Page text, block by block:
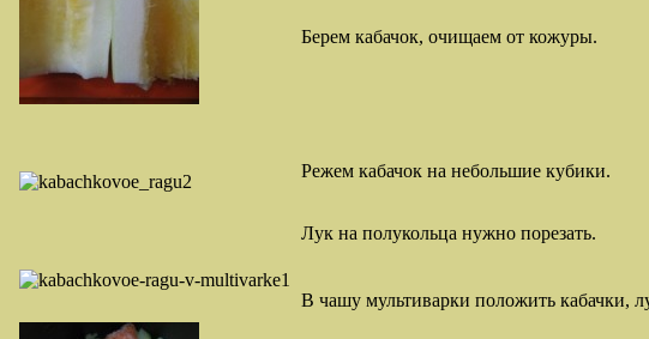
Берем кабачок, очищаем от кожуры.
Режем кабачок на небольшие кубики.
Лук на полукольца нужно порезать.
В чашу мультиварки положить кабачки,